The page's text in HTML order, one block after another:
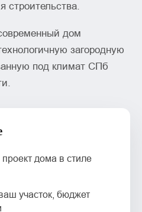
строительства.
дом
загородную
под климат СПб
дома в стиле
участок, бюджет